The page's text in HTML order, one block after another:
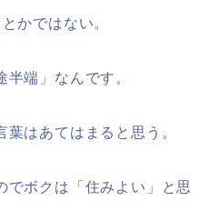
かではない。
端」なんです。
はあてはまると思う。
でボクは「住みよい」と思